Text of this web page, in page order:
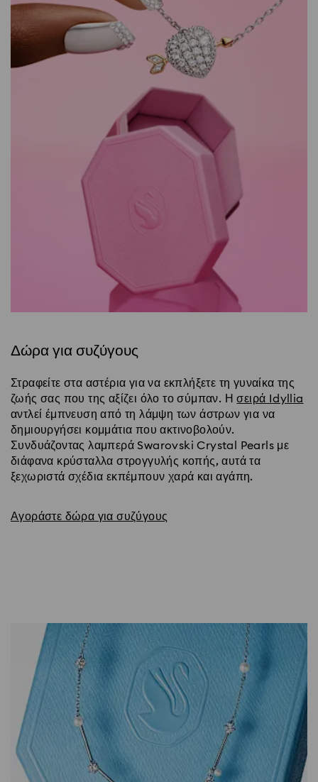
Δώρα για συζύγους
Στραφείτε στα αστέρια για να εκπλήξετε τη γυναίκα της
ζωής σας που της αξίζει όλο το σύμπαν. Ησειρά Idyllia
αντλεί έμπνευση από τη λάμψη των άστρων για να
δημιουργήσει κομμάτια που ακτινοβολούν.
Συνδυάζοντας λαμπερά Swarovski Crystal Pearls με
διάφανα κρύσταλλα στρογγυλής κοπής, αυτά τα
ξεχωριστά σχέδια εκπέμπουν χαρά και αγάπη.
Αγοράστε δώρα για συζύγους